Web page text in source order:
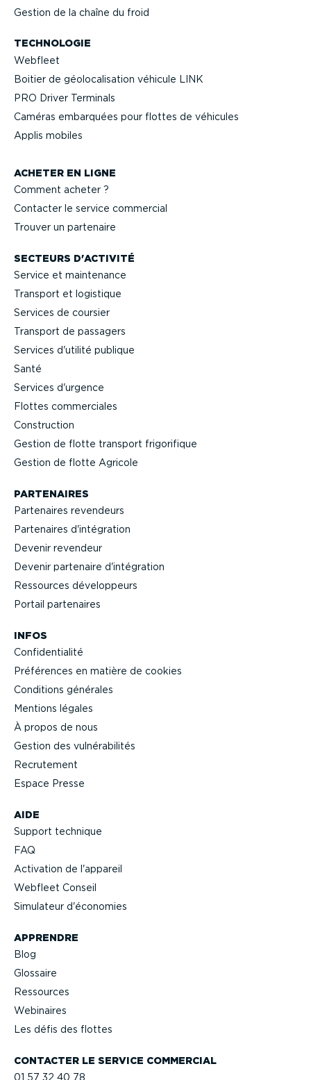
Gestion de la chaîne du froid
TECHNOLOGIE
Webfleet
Boitier de géolo­ca­li­sation véhicule LINK
PRO Driver Terminals
Caméras embarquées pour flottes de véhicules
Applis mobiles
ACHETER EN LIGNE
Comment acheter ?
Contacter le service commercial
Trouver un partenaire
SECTEURS D'ACTIVITÉ
Service et maintenance
Transport et logistique
Services de coursier
Transport de passagers
Services d'utilité publique
Santé
Services d'urgence
Flottes commer­ciales
Construction
Gestion de flotte transport frigo­ri­fique
Gestion de flotte Agricole
CONTACTER LE SERVICE COMMERCIAL
01 57 32 40 78
AIDE
Support technique
FAQ
Activation de l'appareil
Webfleet Conseil
Simulateur d'économies
APPRENDRE
Blog
Glossaire
Ressources
Webinaires
Les défis des flottes
PARTENAIRES
Partenaires revendeurs
Partenaires d'intégration
Devenir revendeur
Devenir partenaire d'intégration
Ressources dévelop­peurs
Portail partenaires
INFOS
Confi­den­tialité
Préférences en matière de cookies
Conditions générales
Mentions légales
À propos de nous
Gestion des vulné­ra­bi­lités
Recrutement
Espace Presse